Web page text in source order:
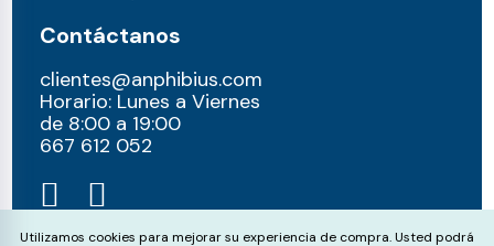
Contáctanos
clientes@anphibius.com
Horario: Lunes a Viernes
de 8:00 a 19:00
667 612 052​
Cookie Consent
Utilizamos cookies para mejorar su experiencia de compra. Usted podrá